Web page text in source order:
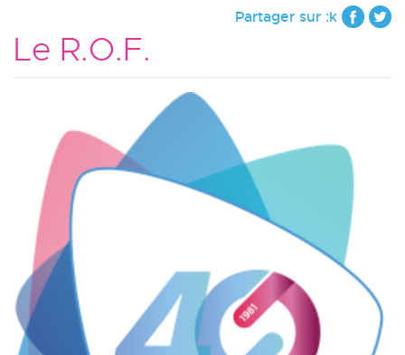
Partager sur :k
Le R.O.F.